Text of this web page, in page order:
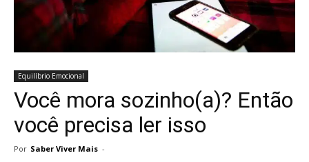
Equilíbrio Emocional
Você mora sozinho(a)? Então
você precisa ler isso
Por Saber Viver Mais -